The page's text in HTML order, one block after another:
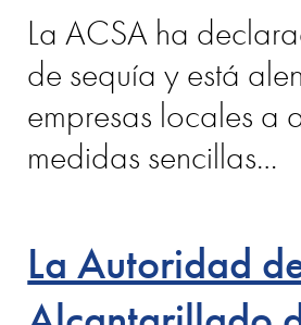
La ACSA ha
de sequía y está
empresas locales a
medidas sencillas…
La Autoridad